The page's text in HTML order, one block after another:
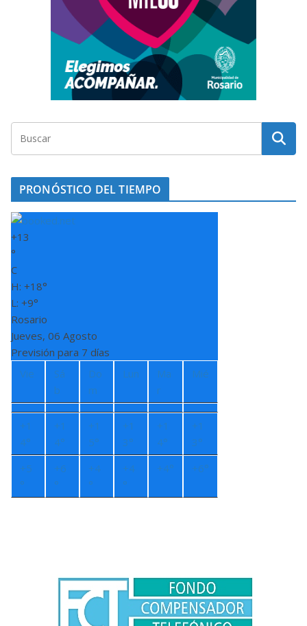
PRONÓSTICO DEL TIEMPO
+13
°
C
H: +18°
L: +9°
Rosario
Jueves, 06 Agosto
Previsión para 7 días
Vie
Sá
b
Do
m
Lun
Ma
r
Mié
+1
4°
+1
4°
+1
5°
+1
3°
+1
4°
+1
3°
+5
°
+6
°
+4
°
+4
°
+4° +6°